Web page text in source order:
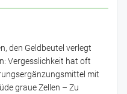
den Geldbeutel verlegt
Vergesslichkeit hat oft
mit
graue Zellen – Zu